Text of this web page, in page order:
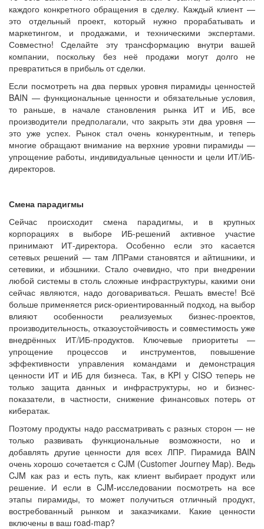
каждого конкретного обращения в сделку. Каждый клиент —
это отдельный проект, который нужно прорабатывать и
маркетингом, и продажами, и техническими экспертами.
Совместно! Сделайте эту трансформацию внутри вашей
компании, поскольку без неё продажи могут долго не
превратиться в прибыль от сделки.
Если посмотреть на два первых уровня пирамиды ценностей
BAIN — функциональные ценности и обязательные условия,
то раньше, в начале становления рынка ИТ и ИБ, все
производители предполагали, что закрыть эти два уровня —
это уже успех. Рынок стал очень конкурентным, и теперь
многие обращают внимание на верхние уровни пирамиды —
упрощение работы, индивидуальные ценности и цели ИТ/ИБ-
директоров.
Смена парадигмы
Сейчас происходит смена парадигмы, и в крупных
корпорациях в выборе ИБ-решений активное участие
принимают ИТ-директора. Особенно если это касается
сетевых решений — там ЛПРами становятся и айтишники, и
сетевики, и ибэшники. Стало очевидно, что при внедрении
любой системы в столь сложные инфраструктуры, какими они
сейчас являются, надо договариваться. Решать вместе! Всё
больше применяется риск-ориентированный подход, на выбор
влияют особенности реализуемых бизнес-проектов,
производительность, отказоустойчивость и совместимость уже
внедрённых ИТ/ИБ-продуктов. Ключевые приоритеты —
упрощение процессов и инструментов, повышение
эффективности управления командами и демонстрация
ценности ИТ и ИБ для бизнеса. Так, в KPI у CISO теперь не
только защита данных и инфраструктуры, но и бизнес-
показатели, в частности, снижение финансовых потерь от
кибератак.
Поэтому продукты надо рассматривать с разных сторон — не
только развивать функциональные возможности, но и
добавлять другие ценности для всех ЛПР. Пирамида BAIN
очень хорошо сочетается с CJM (Customer Journey Map). Ведь
CJM как раз и есть путь, как клиент выбирает продукт или
решение. И если в CJM-исследовании посмотреть на все
этапы пирамиды, то может получиться отличный продукт,
востребованный рынком и заказчиками. Какие ценности
включены в ваш road-map?